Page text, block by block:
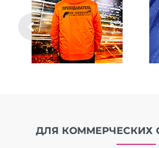
ДЛЯ КОММЕРЧЕСКИХ